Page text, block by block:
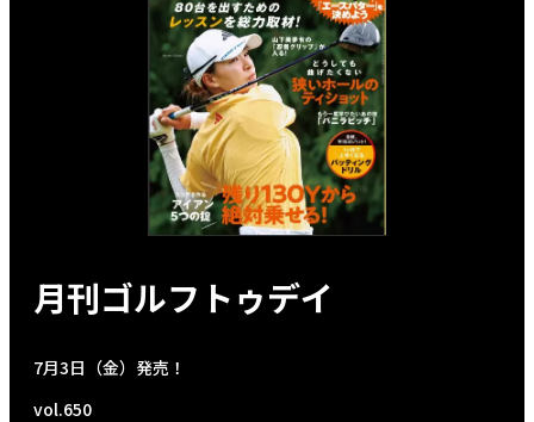
月刊ゴルフトゥデイ
7月3日（金）発売！
vol.650